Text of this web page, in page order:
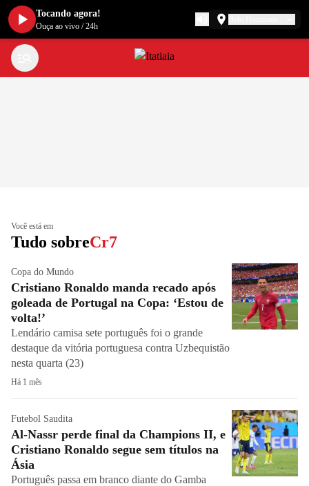
Você está em
Tudo sobreCr7
Copa do Mundo
Cristiano Ronaldo manda recado após
goleada de Portugal na Copa: ‘Estou de
volta!’
Lendário camisa sete português foi o grande
destaque da vitória portuguesa contra Uzbequistão
nesta quarta (23)
Há 1 mês
Futebol Saudita
Al-Nassr perde final da Champions II, e
Cristiano Ronaldo segue sem títulos na
Ásia
Português passa em branco diante do Gamba
Tocando agora!
Ouça ao vivo /24h